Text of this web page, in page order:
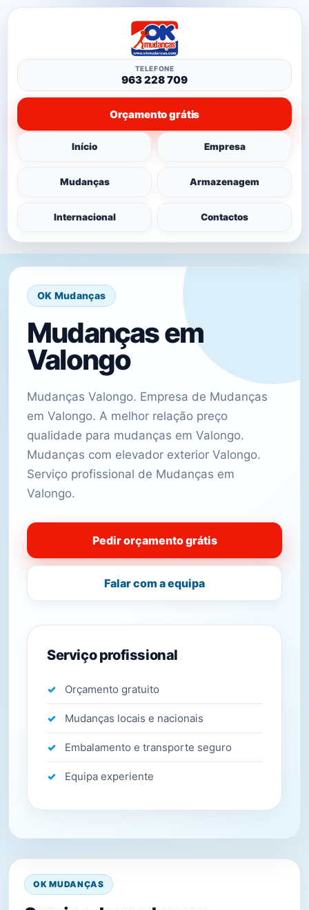
Início Empresa
Mudanças Armazenagem
Internacional Contactos
TELEFONE
963 228 709
Orçamento grátis
OK Mudanças
Mudanças em
Valongo
Mudanças Valongo. Empresa de Mudanças
em Valongo. A melhor relação preço
qualidade para mudanças em Valongo.
Mudanças com elevador exterior Valongo.
Serviço profissional de Mudanças em
Valongo.
Pedir orçamento grátis
Falar com a equipa
Serviço profissional
Orçamento gratuito
Mudanças locais e nacionais
Embalamento e transporte seguro
Equipa experiente
OK MUDANÇAS